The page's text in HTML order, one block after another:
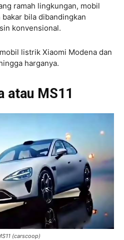
ramah lingkungan, mobil
bila dibandingkan
konvensional.
listrik Xiaomi Modena dan
harganya.
atau MS11
(carscoop)